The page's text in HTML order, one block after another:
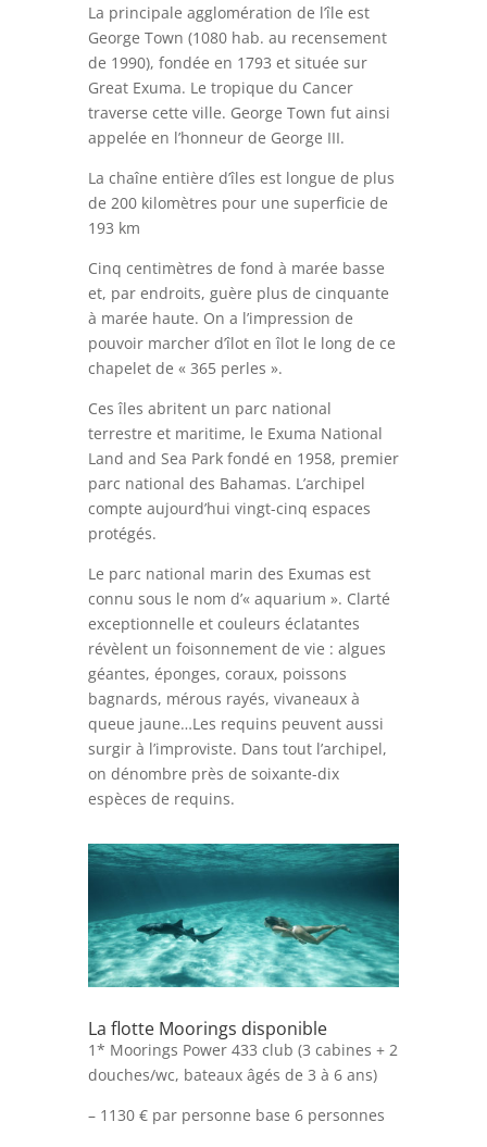
La principale agglomération de l’île est
George Town (1080 hab. au recensement
de 1990), fondée en 1793 et située sur
Great Exuma. Le tropique du Cancer
traverse cette ville. George Town fut ainsi
appelée en l’honneur de George III.
La chaîne entière d’îles est longue de plus
de 200 kilomètres pour une superficie de
193 km
Cinq centimètres de fond à marée basse
et, par endroits, guère plus de cinquante
à marée haute. On a l’impression de
pouvoir marcher d’îlot en îlot le long de ce
chapelet de « 365 perles ».
Ces îles abritent un parc national
terrestre et maritime, le Exuma National
Land and Sea Park fondé en 1958, premier
parc national des Bahamas. L’archipel
compte aujourd’hui vingt-cinq espaces
protégés.
Le parc national marin des Exumas est
connu sous le nom d’« aquarium ». Clarté
exceptionnelle et couleurs éclatantes
révèlent un foisonnement de vie : algues
géantes, éponges, coraux, poissons
bagnards, mérous rayés, vivaneaux à
queue jaune…Les requins peuvent aussi
surgir à l’improviste. Dans tout l’archipel,
on dénombre près de soixante-dix
espèces de requins.
La flotte Moorings disponible
1* Moorings Power 433 club (3 cabines + 2
douches/wc, bateaux âgés de 3 à 6 ans)
– 1130 € par personne base 6 personnes